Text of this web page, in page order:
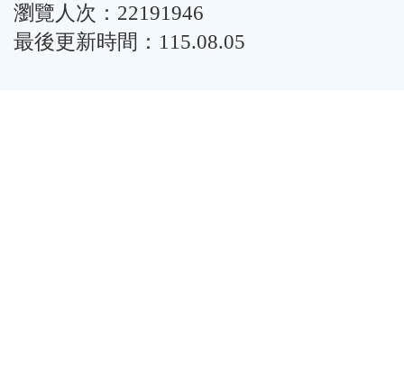
瀏覽人次：22191946
最後更新時間：115.08.05